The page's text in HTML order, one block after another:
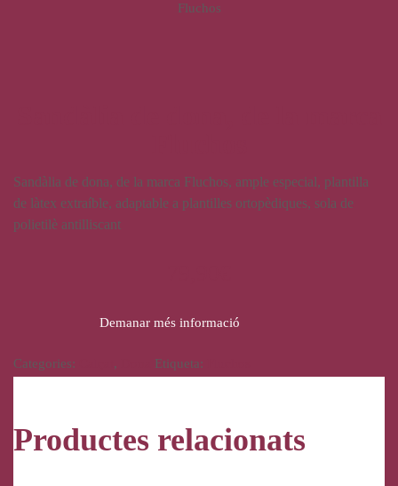
Fluchos
Sandàlia de dona, de la marca Fluchos, ample especial, plantilla
de làtex extraíble, adaptable a plantilles ortopèdiques, sola de
polietilè antilliscant
Demanar més informació
Categories: , Etiqueta:
Productes relacionats